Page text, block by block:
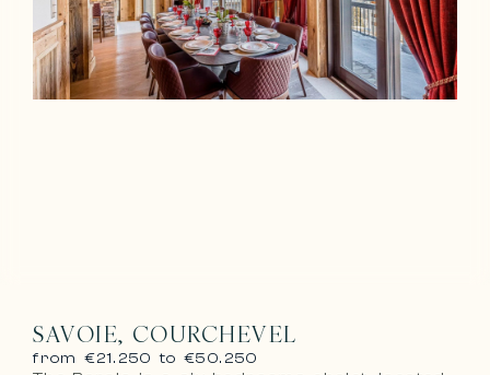
SAVOIE, COURCHEVEL
from €21.250 to €50.250